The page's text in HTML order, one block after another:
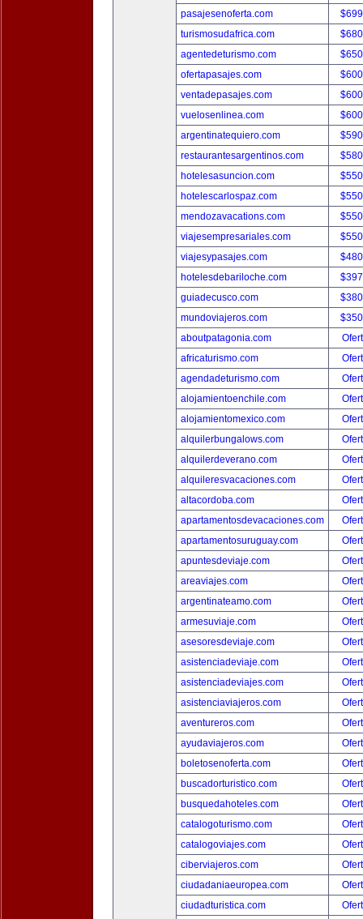
pasajesenoferta.com
turismosudafrica.com
agentedeturismo.com
ofertapasajes.com
ventadepasajes.com
vuelosenlinea.com
argentinatequiero.com
restaurantesargentinos.com
hotelesasuncion.com
hotelescarlospaz.com
mendozavacations.com
viajesempresariales.com
viajesypasajes.com
hotelesdebariloche.com
guiadecusco.com
mundoviajeros.com
aboutpatagonia.com
africaturismo.com
agendadeturismo.com
alojamientoenchile.com
alojamientomexico.com
alquilerbungalows.com
alquilerdeverano.com
alquileresvacaciones.com
altacordoba.com
apartamentosdevacaciones.com
apartamentosuruguay.com
apuntesdeviaje.com
areaviajes.com
argentinateamo.com
armesuviaje.com
asesoresdeviaje.com
asistenciadeviaje.com
asistenciadeviajes.com
asistenciaviajeros.com
aventureros.com
ayudaviajeros.com
boletosenoferta.com
buscadorturistico.com
busquedahoteles.com
catalogoturismo.com
catalogoviajes.com
ciberviajeros.com
ciudadaniaeuropea.com
ciudadturistica.com